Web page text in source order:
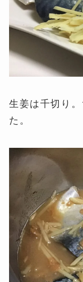
生姜は千切り
た。